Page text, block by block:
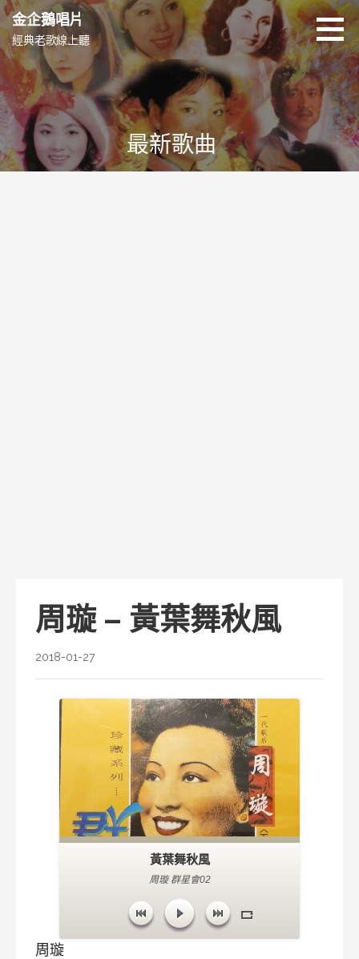
跳
至
主
內
容
金企鵝唱片
經典老歌線上聽
最新歌曲
周璇 – 黃葉舞秋風
2018-01-27
黃葉舞秋風
周璇 群星會02
周璇